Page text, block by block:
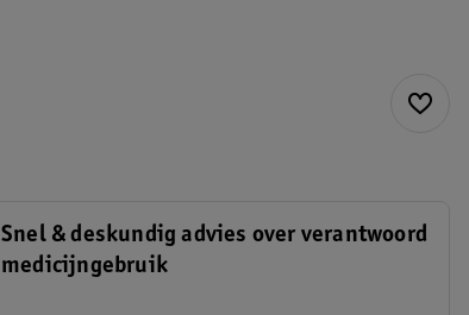
Snel & deskundig advies over verantwoord
medicijngebruik